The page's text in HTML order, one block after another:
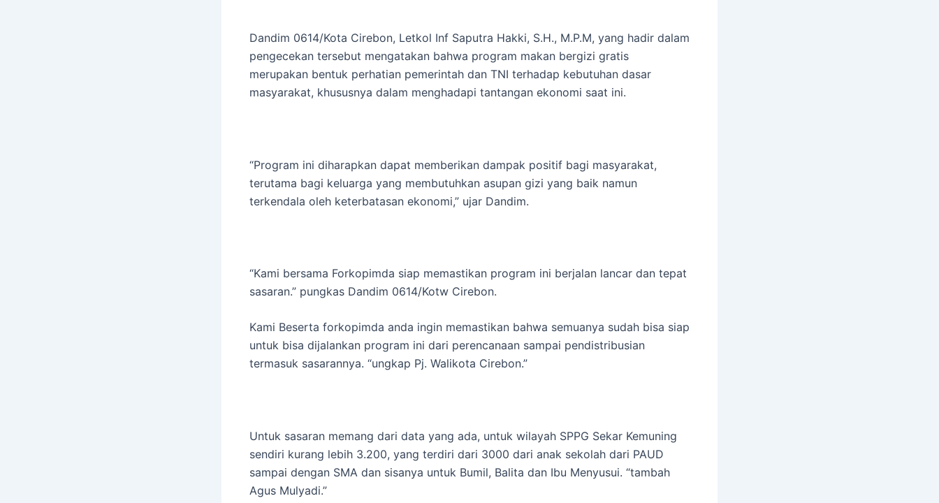
Dandim 0614/Kota Cirebon, Letkol Inf Saputra Hakki, S.H., M.P.M, yang hadir dalam
pengecekan tersebut mengatakan bahwa program makan bergizi gratis
merupakan bentuk perhatian pemerintah dan TNI terhadap kebutuhan dasar
masyarakat, khususnya dalam menghadapi tantangan ekonomi saat ini.
“Program ini diharapkan dapat memberikan dampak positif bagi masyarakat,
terutama bagi keluarga yang membutuhkan asupan gizi yang baik namun
terkendala oleh keterbatasan ekonomi,” ujar Dandim.
“Kami bersama Forkopimda siap memastikan program ini berjalan lancar dan tepat
sasaran.” pungkas Dandim 0614/Kotw Cirebon.
Kami Beserta forkopimda anda ingin memastikan bahwa semuanya sudah bisa siap
untuk bisa dijalankan program ini dari perencanaan sampai pendistribusian
termasuk sasarannya. “ungkap Pj. Walikota Cirebon.”
Untuk sasaran memang dari data yang ada, untuk wilayah SPPG Sekar Kemuning
sendiri kurang lebih 3.200, yang terdiri dari 3000 dari anak sekolah dari PAUD
sampai dengan SMA dan sisanya untuk Bumil, Balita dan Ibu Menyusui. “tambah
Agus Mulyadi.”